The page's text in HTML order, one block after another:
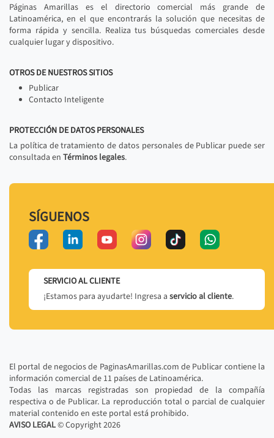
Páginas Amarillas es el directorio comercial más grande de
Latinoamérica, en el que encontrarás la solución que necesitas de
forma rápida y sencilla. Realiza tus búsquedas comerciales desde
cualquier lugar y dispositivo.
OTROS DE NUESTROS SITIOS
Publicar
Contacto Inteligente
PROTECCIÓN DE DATOS PERSONALES
La política de tratamiento de datos personales de Publicar puede ser
consultada en Términos legales.
SÍGUENOS
SERVICIO AL CLIENTE
¡Estamos para ayudarte! Ingresa a servicio al cliente.
El portal de negocios de PaginasAmarillas.com de Publicar contiene la
información comercial de 11 países de Latinoamérica.
Todas las marcas registradas son propiedad de la compañía
respectiva o de Publicar. La reproducción total o parcial de cualquier
material contenido en este portal está prohibido.
AVISO LEGAL© Copyright2026